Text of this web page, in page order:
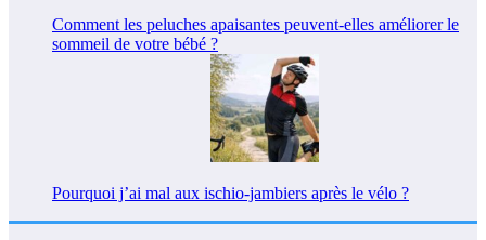
Comment les peluches apaisantes peuvent-elles améliorer le
sommeil de votre bébé ?
Pourquoi j’ai mal aux ischio-jambiers après le vélo ?